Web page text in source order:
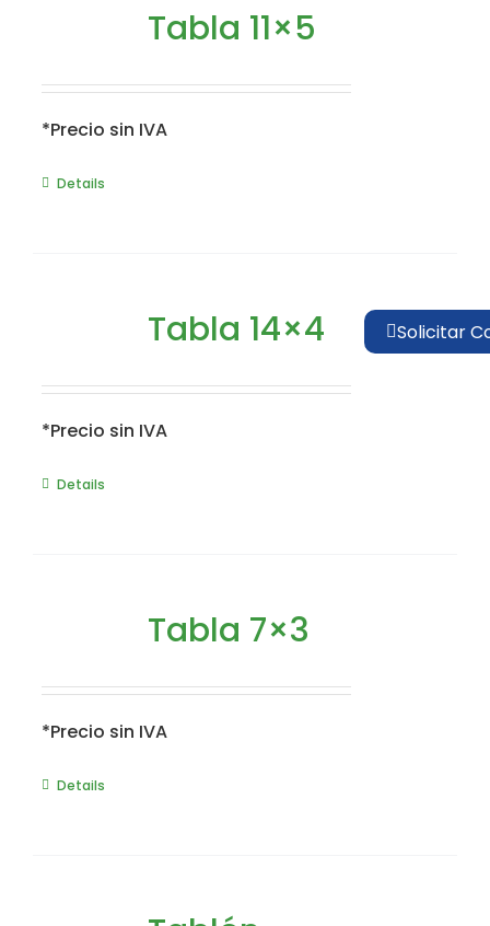
Tabla 11×5
*Precio sin IVA
Details
Tabla 14×4
*Precio sin IVA
Details
Tabla 7×3
*Precio sin IVA
Details
Solicitar